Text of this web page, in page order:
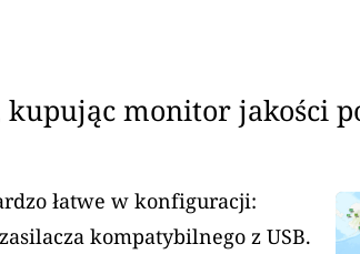
monitor jakości
łatwe w konfiguracji:
kompatybilnego z USB.